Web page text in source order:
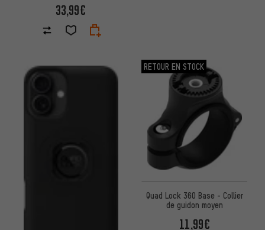
33,99€
RETOUR EN STOCK
Quad Lock 360 Base - Collier
de guidon moyen
11,99€